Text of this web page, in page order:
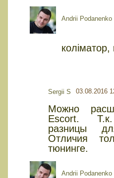
Andrii Podanenko
коліматор,
Sergii S 03.08.2016
Можно
Escort. Т.к.
разницы
Отличия
тюнинге.
Andrii Podanenko